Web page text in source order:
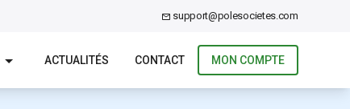
support@polesocietes.com
ACTUALITÉS CONTACT MON COMPTE